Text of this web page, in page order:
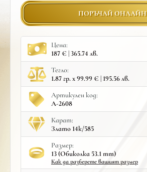
ПОРЪЧАЙ ОНЛАЙН
Цена:
187 € | 365.74 лв.
Тегло:
1.87 гр. x 99.99 € | 195.56 лв.
Артикулен код:
A-2608
Карат:
Злато 14к/585
Размер:
13 (Обиколка 53.1 mm)
Как да разберете вашият размер